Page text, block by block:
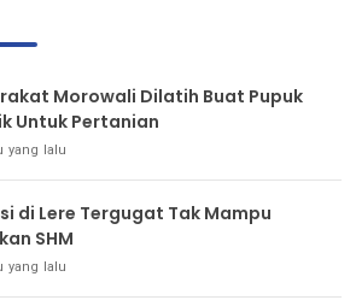
Morowali Dilatih Buat Pupuk
Untuk Pertanian
yang lalu
di Lere Tergugat Tak Mampu
SHM
yang lalu